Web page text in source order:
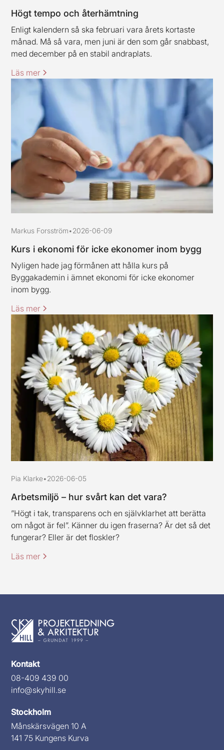
Högt tempo och återhämtning
Enligt kalendern så ska februari vara årets kortaste
månad. Må så vara, men juni är den som går snabbast,
med december på en stabil andraplats.
Läs mer
Markus Forsström•2026-06-09
Kurs i ekonomi för icke ekonomer inom bygg
Nyligen hade jag förmånen att hålla kurs på
Byggakademin i ämnet ekonomi för icke ekonomer
inom bygg.
Läs mer
Pia Klarke•2026-06-05
Arbetsmiljö – hur svårt kan det vara?
”Högt i tak, transparens och en självklarhet att berätta
om något är fel”. Känner du igen fraserna? Är det så det
fungerar? Eller är det floskler?
Läs mer
Kontakt
08-409 439 00
info@skyhill.se
Stockholm
Månskärsvägen 10 A
141 75 Kungens Kurva